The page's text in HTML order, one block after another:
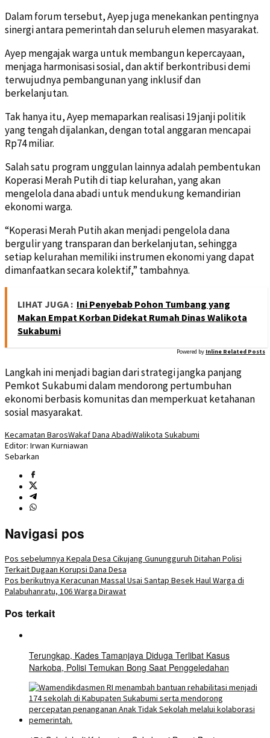
Dalam forum tersebut, Ayep juga menekankan pentingnya
sinergi antara pemerintah dan seluruh elemen masyarakat.
Ayep mengajak warga untuk membangun kepercayaan,
menjaga harmonisasi sosial, dan aktif berkontribusi demi
terwujudnya pembangunan yang inklusif dan
berkelanjutan.
Tak hanya itu, Ayep memaparkan realisasi 19 janji politik
yang tengah dijalankan, dengan total anggaran mencapai
Rp74 miliar.
Salah satu program unggulan lainnya adalah pembentukan
Koperasi Merah Putih di tiap kelurahan, yang akan
mengelola dana abadi untuk mendukung kemandirian
ekonomi warga.
“Koperasi Merah Putih akan menjadi pengelola dana
bergulir yang transparan dan berkelanjutan, sehingga
setiap kelurahan memiliki instrumen ekonomi yang dapat
dimanfaatkan secara kolektif,” tambahnya.
LIHAT JUGA : Ini Penyebab Pohon Tumbang yang
Makan Empat Korban Didekat Rumah Dinas Walikota
Sukabumi
Powered by Inline Related Posts
Langkah ini menjadi bagian dari strategi jangka panjang
Pemkot Sukabumi dalam mendorong pertumbuhan
ekonomi berbasis komunitas dan memperkuat ketahanan
sosial masyarakat.
Kecamatan BarosWakaf Dana AbadiWalikota Sukabumi
Editor: Irwan Kurniawan
Sebarkan
Navigasi pos
Pos sebelumnya Kepala Desa Cikujang Gunungguruh Ditahan Polisi
Terkait Dugaan Korupsi Dana Desa
Pos berikutnya Keracunan Massal Usai Santap Besek Haul Warga di
Palabuhanratu, 106 Warga Dirawat
Pos terkait
Terungkap, Kades Tamanjaya Diduga Terlibat Kasus
Narkoba, Polisi Temukan Bong Saat Penggeledahan